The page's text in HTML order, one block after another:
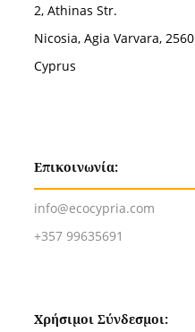
2, Athinas Str.
Nicosia, Agia Varvara, 2560
Cyprus
Επικοινωνία:
info@ecocypria.com
+357 99635691
Χρήσιμοι Σύνδεσμοι: